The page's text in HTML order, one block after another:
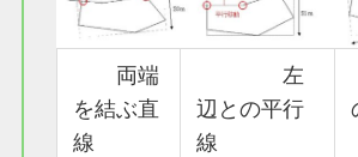
両端
を結ぶ直
線
左
辺との平行
線